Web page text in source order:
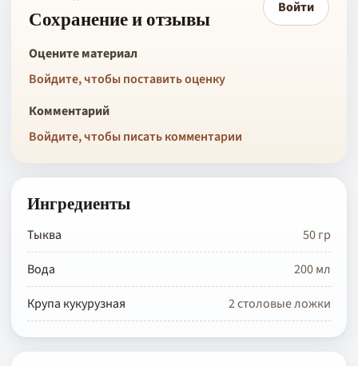
Сохранение и отзывы Войти
Оцените материал
Войдите, чтобы поставить оценку
Комментарий
Войдите, чтобы писать комментарии
Ингредиенты
Тыква
50 гр
Вода
200 мл
Крупа кукурузная
2 столовые ложки